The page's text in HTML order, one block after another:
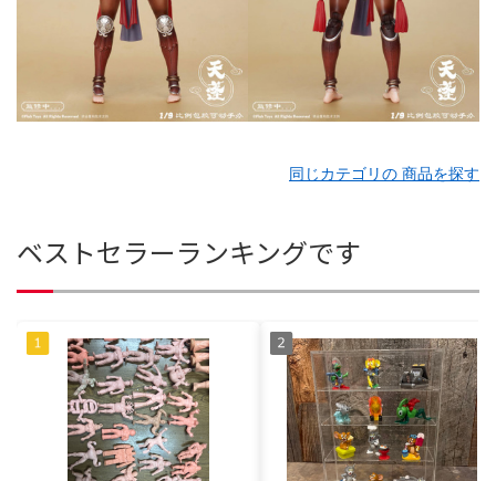
同じカテゴリの 商品を探す
ベストセラーランキングです